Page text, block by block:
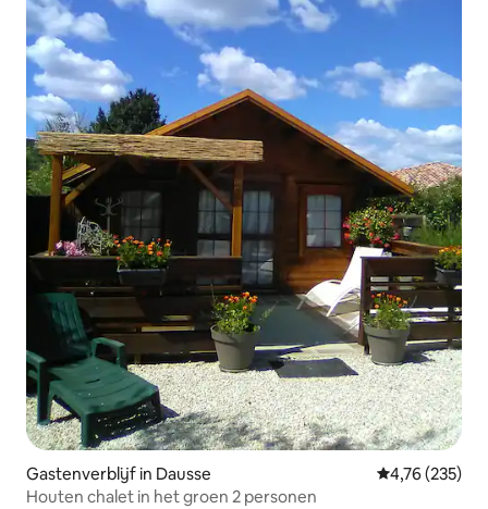
Gastenverblijf in Dausse Gemiddelde
4,76 (235)
Houten chalet in het groen 2 personen